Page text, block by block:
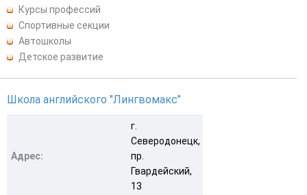
Курсы профессий
Спортивные секции
Автошколы
Детское развитие
Школа английского "Лингвомакс"
Адрес:
г.
Северодонецк,
пр.
Гвардейский,
13